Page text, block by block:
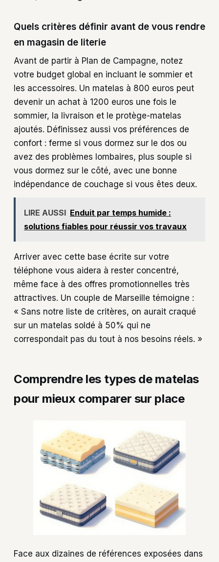
Quels critères définir avant de vous rendre
en magasin de literie
Avant de partir à Plan de Campagne, notez
votre budget global en incluant le sommier et
les accessoires. Un matelas à 800 euros peut
devenir un achat à 1200 euros une fois le
sommier, la livraison et le protège-matelas
ajoutés. Définissez aussi vos préférences de
confort : ferme si vous dormez sur le dos ou
avez des problèmes lombaires, plus souple si
vous dormez sur le côté, avec une bonne
indépendance de couchage si vous êtes deux.
LIRE AUSSI Enduit par temps humide :
solutions fiables pour réussir vos travaux
Arriver avec cette base écrite sur votre
téléphone vous aidera à rester concentré,
même face à des offres promotionnelles très
attractives. Un couple de Marseille témoigne :
« Sans notre liste de critères, on aurait craqué
sur un matelas soldé à 50% qui ne
correspondait pas du tout à nos besoins réels. »
Comprendre les types de matelas
pour mieux comparer sur place
Face aux dizaines de références exposées dans